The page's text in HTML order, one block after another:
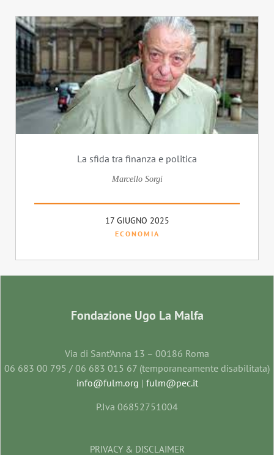
La sfida tra finanza e politica
Marcello Sorgi
17 GIUGNO 2025
ECONOMIA
Fondazione Ugo La Malfa
Via di Sant’Anna 13 – 00186 Roma
06 683 00 795 / 06 683 015 67 (temporaneamente disabilitata)
info@fulm.org | fulm@pec.it
P.Iva 06852751004
PRIVACY & DISCLAIMER